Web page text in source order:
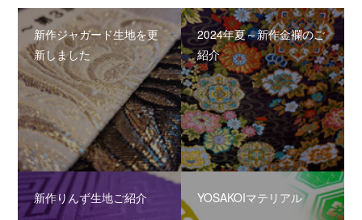
新作ジャガード生地を更
新しました
2024年夏～新作金襴のご
紹介
新作りんず生地ご紹介 YOSAKOIマテリアル